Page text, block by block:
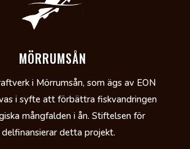
MÖRRUMSÅN
i Mörrumsån, som ägs av EON
i syfte att förbättra fiskvandringen
mångfalden i ån. Stiftelsen för
detta projekt.